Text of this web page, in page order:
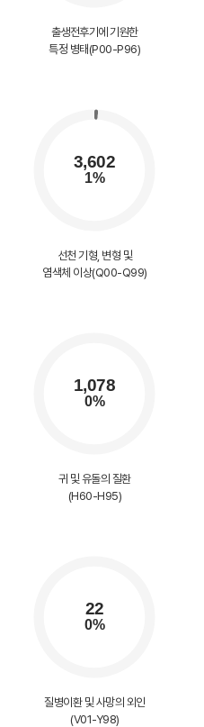
출생전후기에 기원한
특정 병태(P00-P96)
선천 기형, 변형 및
염색체 이상(Q00-Q99)
귀 및 유돌의 질환
(H60-H95)
질병이환 및 사망의 외인
(V01-Y98)